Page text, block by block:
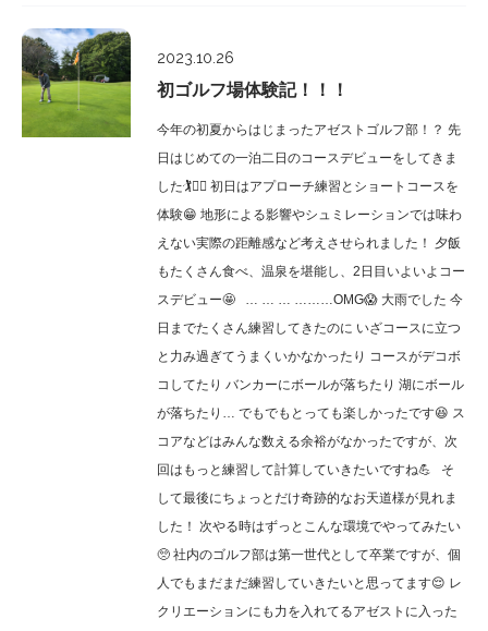
2023.10.26
初ゴルフ場体験記！！！
今年の初夏からはじまったアゼストゴルフ部！？ 先
日はじめての一泊二日のコースデビューをしてきま
した🏌🏌‍♀ 初日はアプローチ練習とショートコースを
体験😁 地形による影響やシュミレーションでは味わ
えない実際の距離感など考えさせられました！ 夕飯
もたくさん食べ、温泉を堪能し、2日目いよいよコー
スデビュー🤩 … … … ………OMG😱 大雨でした 今
日までたくさん練習してきたのに いざコースに立つ
と力み過ぎてうまくいかなかったり コースがデコボ
コしてたり バンカーにボールが落ちたり 湖にボール
が落ちたり… でもでもとっても楽しかったです😆 ス
コアなどはみんな数える余裕がなかったですが、次
回はもっと練習して計算していきたいですね💪 そ
して最後にちょっとだけ奇跡的なお天道様が見れま
した！ 次やる時はずっとこんな環境でやってみたい
🥺 社内のゴルフ部は第一世代として卒業ですが、個
人でもまだまだ練習していきたいと思ってます😌 レ
クリエーションにも力を入れてるアゼストに入った